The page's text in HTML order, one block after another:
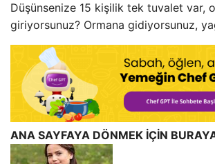
Düşünsenize 15 kişilik tek tuvalet var,
giriyorsunuz? Ormana gidiyorsunuz,
ANA SAYFAYA DÖNMEK İÇİN